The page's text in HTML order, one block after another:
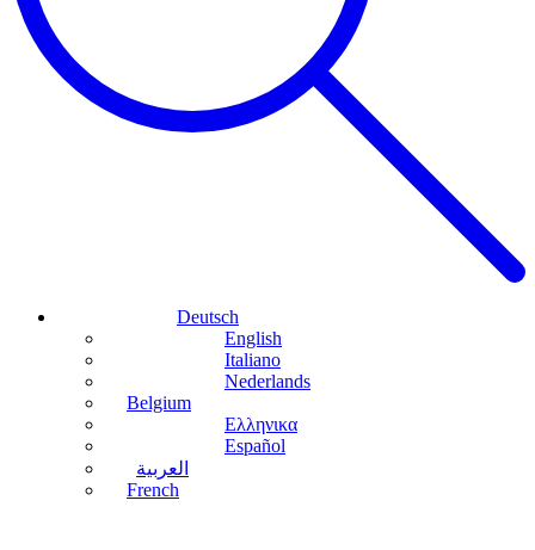
Deutsch
English
Italiano
Nederlands
Belgium
Ελληνικα
Español
العربية
French